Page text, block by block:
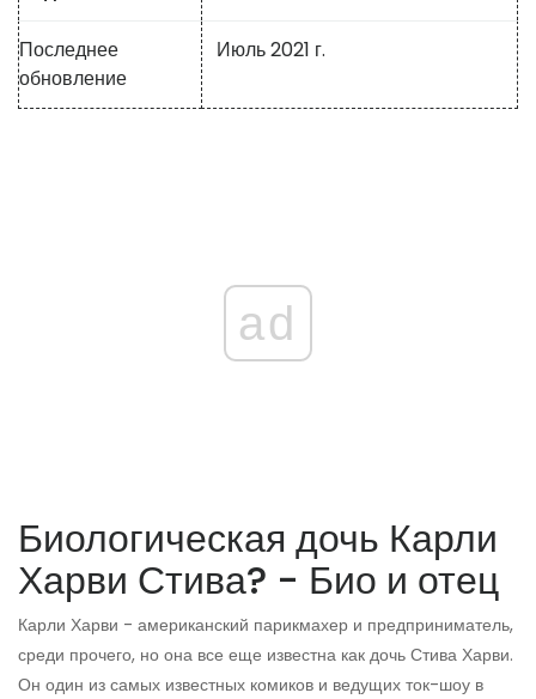
Последнее
обновление
Июль 2021 г.
ad
Биологическая дочь Карли
Харви Стива? - Био и отец
Карли Харви - американский парикмахер и предприниматель,
среди прочего, но она все еще известна как дочь Стива Харви.
Он один из самых известных комиков и ведущих ток-шоу в